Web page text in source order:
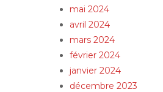
mai 2024
avril 2024
mars 2024
février 2024
janvier 2024
décembre 2023